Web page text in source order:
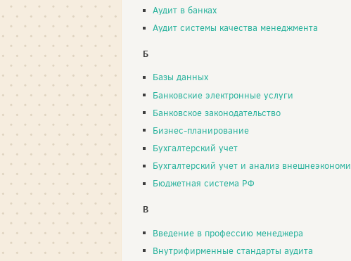
Аудит в банках
Аудит системы качества менеджмента
Б
Базы данных
Банковские электронные услуги
Банковское законодательство
Бизнес-планирование
Бухгалтерский учет
Бухгалтерский учет и анализ внешнеэкономической деятельности
Бюджетная система РФ
В
Введение в профессию менеджера
Внутрифирменные стандарты аудита